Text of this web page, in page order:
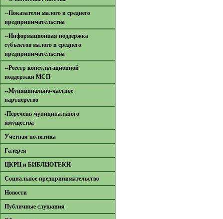
--Показатели малого и среднего
предпринимательства
--Информационная поддержка
субъектов малого и среднего
предпринимательства
--Реестр консультационной
поддержки МСП
--Муниципально-частное
партнерство
-Перечень муниципального
имущества
Учетная политика
Галерея
ЦКРЦ и БИБЛИОТЕКИ
Социальное предпринимательство
Новости
Публичные слушания